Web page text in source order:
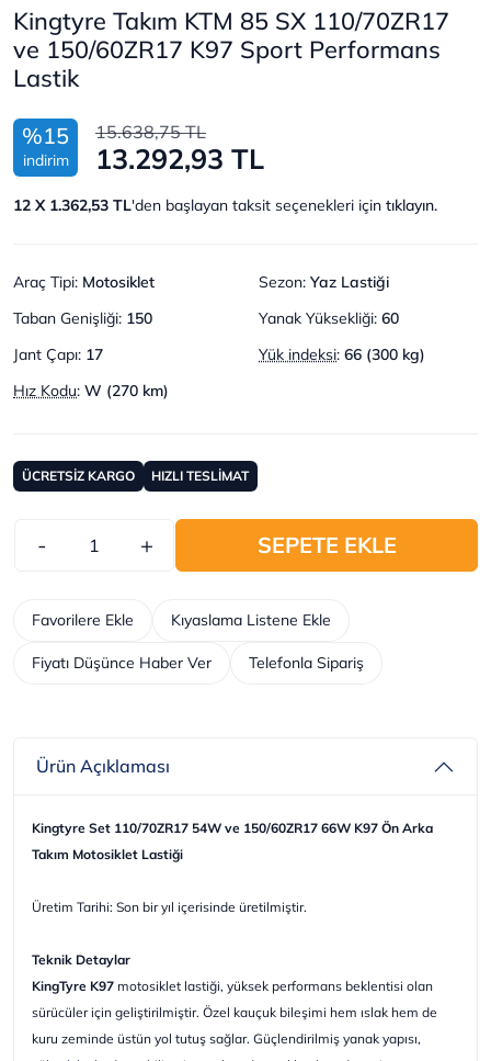
Kingtyre Takım KTM 85 SX 110/70ZR17
ve 150/60ZR17 K97 Sport Performans
Lastik
%15
indirim
15.638,75 TL
13.292,93 TL
12 X 1.362,53 TL'den başlayan taksit seçenekleri için tıklayın.
Araç Tipi: Motosiklet Sezon: Yaz Lastiği
Taban Genişliği: 150 Yanak Yüksekliği: 60
Jant Çapı: 17 Yük indeksi: 66 (300 kg)
Hız Kodu: W (270 km)
ÜCRETSİZ KARGO HIZLI TESLİMAT
- + SEPETE EKLE
Telefonla Sipariş
Kıyaslama Listene Ekle
Favorilere Ekle
Fiyatı Düşünce Haber Ver
Ürün Açıklaması
Kingtyre Set 110/70ZR17 54W ve 150/60ZR17 66W K97 Ön Arka
Takım Motosiklet Lastiği
Üretim Tarihi: Son bir yıl içerisinde üretilmiştir.
Teknik Detaylar
KingTyre K97 motosiklet lastiği, yüksek performans beklentisi olan
sürücüler için geliştirilmiştir. Özel kauçuk bileşimi hem ıslak hem de
kuru zeminde üstün yol tutuş sağlar. Güçlendirilmiş yanak yapısı,